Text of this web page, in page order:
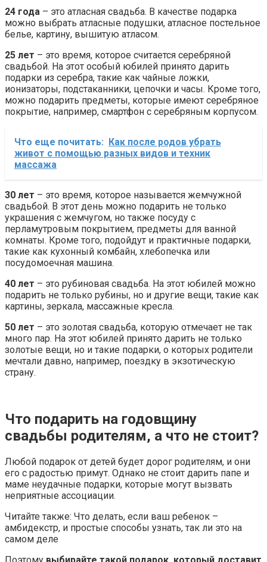
24 года – это атласная свадьба. В качестве подарка
можно выбрать атласные подушки, атласное постельное
белье, картину, вышитую атласом.
25 лет – это время, которое считается серебряной
свадьбой. На этот особый юбилей принято дарить
подарки из серебра, такие как чайные ложки,
ионизаторы, подстаканники, цепочки и часы. Кроме того,
можно подарить предметы, которые имеют серебряное
покрытие, например, смартфон с серебряным корпусом.
Что еще почитать: Как после родов убрать
живот с помощью разных видов и техник
массажа
30 лет – это время, которое называется жемчужной
свадьбой. В этот день можно подарить не только
украшения с жемчугом, но также посуду с
перламутровым покрытием, предметы для ванной
комнаты. Кроме того, подойдут и практичные подарки,
такие как кухонный комбайн, хлебопечка или
посудомоечная машина.
40 лет – это рубиновая свадьба. На этот юбилей можно
подарить не только рубины, но и другие вещи, такие как
картины, зеркала, массажные кресла.
50 лет – это золотая свадьба, которую отмечает не так
много пар. На этот юбилей принято дарить не только
золотые вещи, но и такие подарки, о которых родители
мечтали давно, например, поездку в экзотическую
страну.
Что подарить на годовщину
свадьбы родителям, а что не стоит?
Любой подарок от детей будет дорог родителям, и они
его с радостью примут. Однако не стоит дарить папе и
маме неудачные подарки, которые могут вызвать
неприятные ассоциации.
Читайте также: Что делать, если ваш ребенок –
амбидекстр, и простые способы узнать, так ли это на
самом деле
Поэтому выбирайте такой подарок, который доставит